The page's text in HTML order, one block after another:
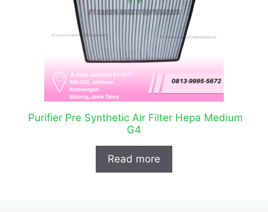
Purifier Pre Synthetic Air Filter Hepa Medium
G4
Read more